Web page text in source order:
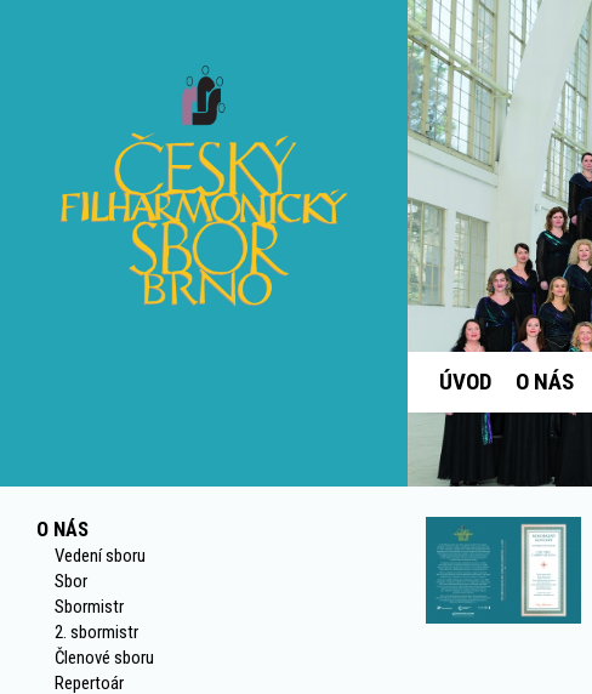
ÚVOD O NÁS
O NÁS
Vedení sboru
Sbor
Sbormistr
2. sbormistr
Členové sboru
Repertoár